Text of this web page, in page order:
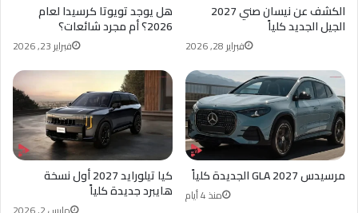
هل يوجد تويوتا كرسيدا لعام
2026؟ أم مجرد شائعات؟
فبراير 23, 2026
الكشف عن نيسان صني 2027
الجيل الجديد كلياً
فبراير 28, 2026
كيا تيلورايد 2027 أول نسخة
هايبرد جديدة كلياً
مرسيدس GLA 2027 الجديدة كلياً
منذ 4 أيام